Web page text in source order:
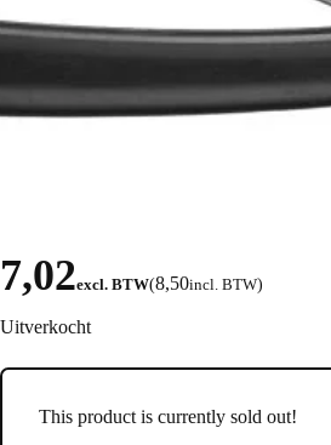
7,02excl. BTW(8,50incl. BTW)
Uitverkocht
This product is currently sold out!